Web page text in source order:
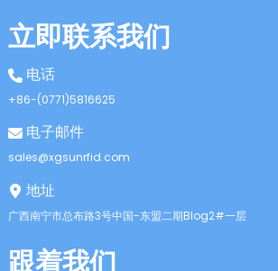
立即联系我们
电话
+86-(0771)5816625
电子邮件
sales@xgsunrfid.com
地址
广西南宁市总布路3号中国-东盟二期Blog2#一层
跟着我们